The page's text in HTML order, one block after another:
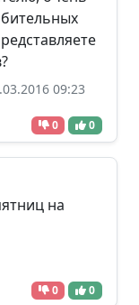
09:23
0 0
на
0 0